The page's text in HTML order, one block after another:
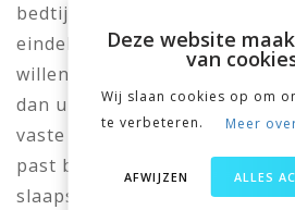
bedtijd aan de late kant, het
eindeloze smoesjes van
willen slapen. Herkenbaar?
dan uitkomst bieden. We
vaste bedtijden zo belangrijk
past bij welke leeftijd en hoe
slaapschema kunt nastreven.
Deze website
van
Wij slaan cookies op om
te verbeteren.
Meer
ALLES
AFWIJZEN